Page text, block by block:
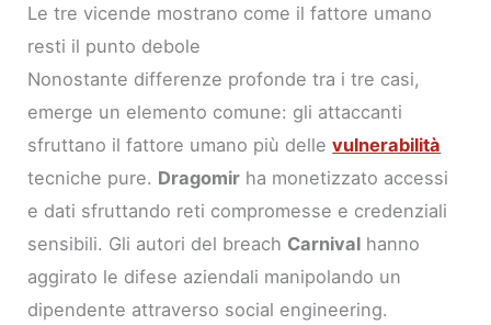
Le tre vicende mostrano come il fattore umano
resti il punto debole
Nonostante differenze profonde tra i tre casi,
emerge un elemento comune: gli attaccanti
sfruttano il fattore umano più dellevulnerabilità
tecniche pure. Dragomir ha monetizzato accessi
e dati sfruttando reti compromesse e credenziali
sensibili. Gli autori del breach Carnival hanno
aggirato le difese aziendali manipolando un
dipendente attraverso social engineering.